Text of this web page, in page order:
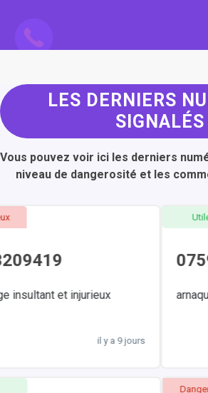
LES DERNIERS
SIGNALÉS
Vous pouvez voir ici les derniers
niveau de dangerosité et les
insultant et injurieux
il y a 9 jours
Utile